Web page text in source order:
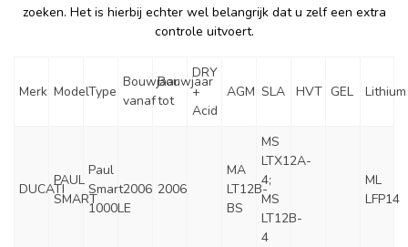
zoeken. Het is hierbij echter wel belangrijk dat u zelf een extra
controle uitvoert.
Merk ModelType
Bouwjaar
vanaf
Bouwjaar
tot
DRY
+
Acid
AGM SLA HVT GEL Lithium
DUCATI
PAUL
SMART
Paul
Smart
1000LE
2006 2006
MA
LT12B-
BS
MS
LTX12A-
4;
MS
LT12B-
4
ML
LFP14